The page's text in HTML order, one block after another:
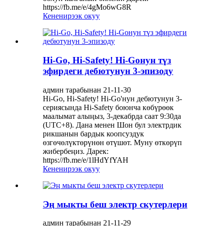
https://fb.me/e/4gMo6wG8R
Кененирээк окуу
Hi-Go, Hi-Safety! Hi-Goнун түз
эфирдеги дебютунун 3-эпизоду
админ тарабынан 21-11-30
Hi-Go, Hi-Safety! Hi-Go'нун дебютунун 3-
сериясында Hi-Safety боюнча көбүрөөк
маалымат алыңыз, 3-декабрда саат 9:30да
(UTC+8). Дана менен Шон бул электрдик
рикшанын бардык коопсуздук
өзгөчөлүктөрүнөн өтүшөт. Муну өткөрүп
жибербеңиз. Дарек:
https://fb.me/e/1lHdYfYAH
Кененирээк окуу
Эң мыкты беш электр скутерлери
админ тарабынан 21-11-29